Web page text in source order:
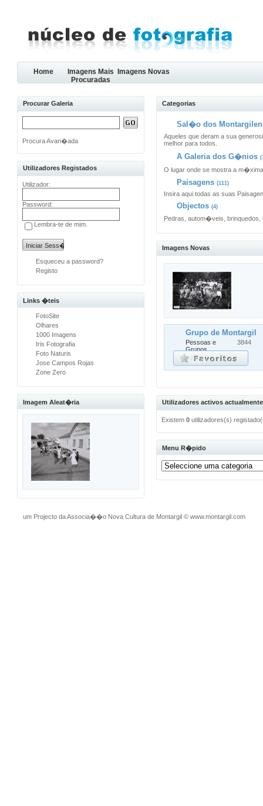
Home
Imagens Mais
Procuradas
Imagens Novas
Procurar Galeria
Procura Avan�ada
Utilizadores Registados
Utilizador:
Password:
Lembra-te de mim.
Esqueceu a password?
Registo
Links �teis
FotoSite
Olhares
1000 Imagens
Iris Fotografia
Foto Naturis
Jose Campos Rojas
Zone Zero
Imagem Aleat�ria
Categorias
Sal�o dos
Aqueles que deram a sua
melhor para todos.
A Galeria dos G�nios
O lugar onde se mostra a
Paisagens (111)
Insira aqui todas as suas
Objectos (4)
Pedras, autom�veis, brinquedos,
Imagens Novas
Grupo de Montargil
Pessoas e
Grupos
3844
Utilizadores activos
Existem0 utilizadores(s)
Menu R�pido
um Projecto da Associa��o Nova Cultura de Montargil©www.montargil.com